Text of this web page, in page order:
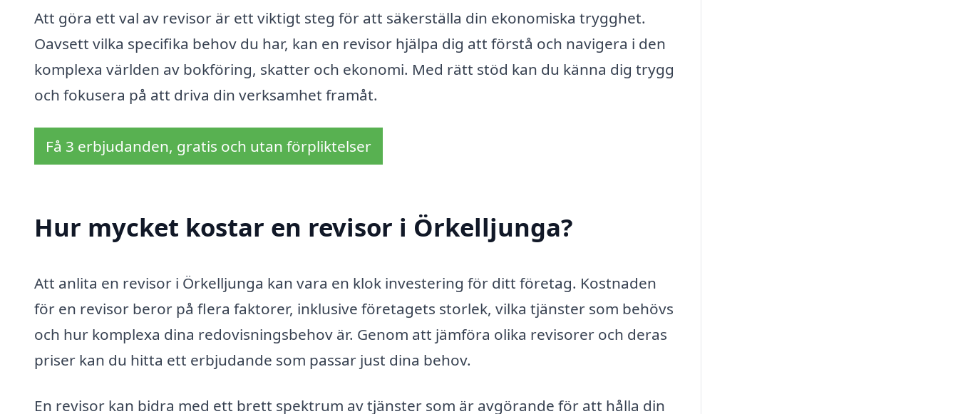
Att göra ett val av revisor är ett viktigt steg för att säkerställa din ekonomiska trygghet.
Oavsett vilka specifika behov du har, kan en revisor hjälpa dig att förstå och navigera i den
komplexa världen av bokföring, skatter och ekonomi. Med rätt stöd kan du känna dig trygg
och fokusera på att driva din verksamhet framåt.
Få 3 erbjudanden, gratis och utan förpliktelser
Hur mycket kostar en revisor i Örkelljunga?
Att anlita en revisor i Örkelljunga kan vara en klok investering för ditt företag. Kostnaden
för en revisor beror på flera faktorer, inklusive företagets storlek, vilka tjänster som behövs
och hur komplexa dina redovisningsbehov är. Genom att jämföra olika revisorer och deras
priser kan du hitta ett erbjudande som passar just dina behov.
En revisor kan bidra med ett brett spektrum av tjänster som är avgörande för att hålla din